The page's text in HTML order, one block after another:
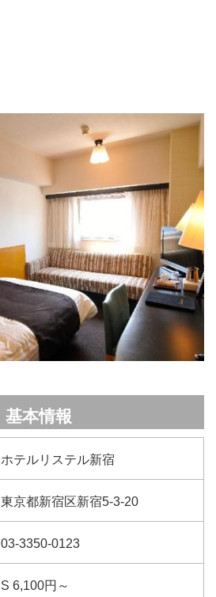
基本情報
ホテルリステル新宿
東京都新宿区新宿5-3-20
03-3350-0123
S 6,100円～